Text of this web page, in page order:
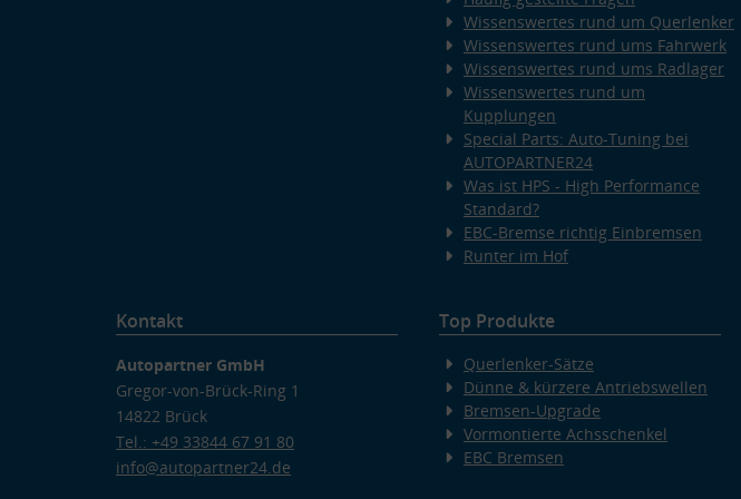
Wissenswertes rund um Querlenker
Wissenswertes rund ums Fahrwerk
Wissenswertes rund ums Radlager
Wissenswertes rund um
Kupplungen
Special Parts: Auto-Tuning bei
AUTOPARTNER24
Was ist HPS - High Performance
Standard?
EBC-Bremse richtig Einbremsen
Runter im Hof
Kontakt
Autopartner GmbH
Gregor-von-Brück-Ring 1
14822 Brück
Tel.: +49 33844 67 91 80
info@autopartner24.de
Top Produkte
Querlenker-Sätze
Dünne & kürzere Antriebswellen
Bremsen-Upgrade
Vormontierte Achsschenkel
EBC Bremsen